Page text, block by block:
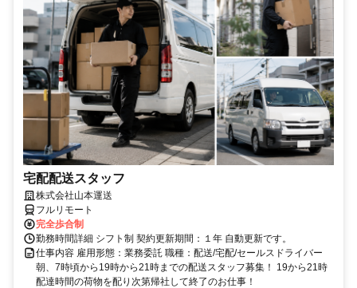
宅配配送スタッフ
株式会社山本運送
フルリモート
完全歩合制
勤務時間詳細 シフト制 契約更新期間：１年 自動更新です。
仕事内容 雇用形態：業務委託 職種：配送/宅配/セールスドライバー
朝、7時頃から19時から21時までの配送スタッフ募集！ 19から21時
配達時間の荷物を配り次第帰社して終了のお仕事！